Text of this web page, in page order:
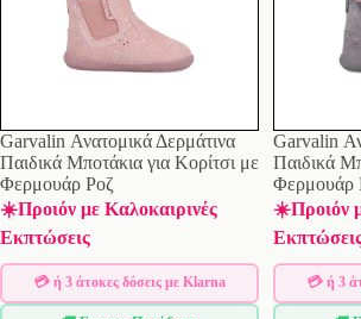
Garvalin Ανατομικά Δερμάτινα
Παιδικά Μποτάκια για Κορίτσι με
Φερμουάρ Ροζ
☀️Προιόν με Καλοκαιρινές
Εκπτώσεις
💳 ή 3 άτοκες δόσεις με Klarna
Garvalin
Παιδικά
Φερμουάρ
☀️Προιόν
💳 ή 3